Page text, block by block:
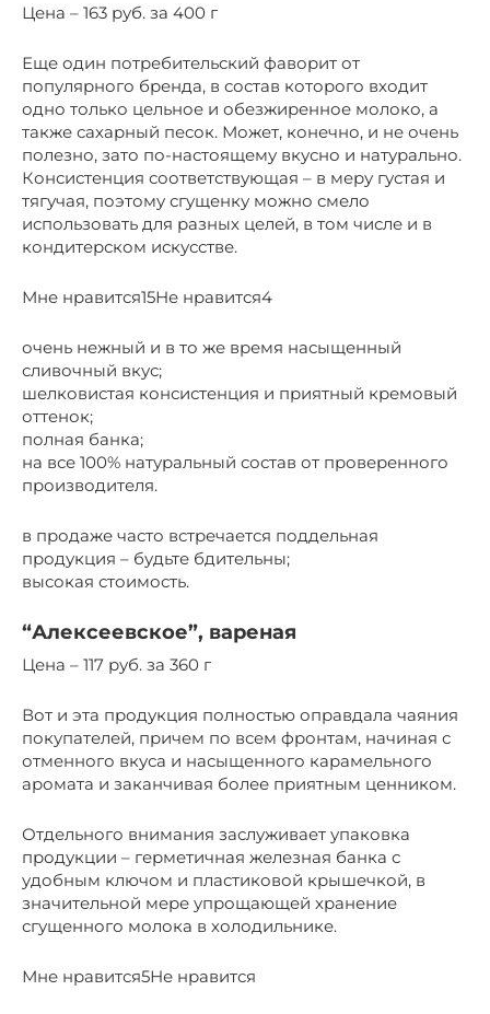
Цена – 163 руб. за 400 г
Еще один потребительский фаворит от
популярного бренда, в состав которого входит
одно только цельное и обезжиренное молоко, а
также сахарный песок. Может, конечно, и не очень
полезно, зато по-настоящему вкусно и натурально.
Консистенция соответствующая – в меру густая и
тягучая, поэтому сгущенку можно смело
использовать для разных целей, в том числе и в
кондитерском искусстве.
Мне нравится15Не нравится4
очень нежный и в то же время насыщенный
сливочный вкус;
шелковистая консистенция и приятный кремовый
оттенок;
полная банка;
на все 100% натуральный состав от проверенного
производителя.
в продаже часто встречается поддельная
продукция – будьте бдительны;
высокая стоимость.
“Алексеевское”, вареная
Цена – 117 руб. за 360 г
Вот и эта продукция полностью оправдала чаяния
покупателей, причем по всем фронтам, начиная с
отменного вкуса и насыщенного карамельного
аромата и заканчивая более приятным ценником.
Отдельного внимания заслуживает упаковка
продукции – герметичная железная банка с
удобным ключом и пластиковой крышечкой, в
значительной мере упрощающей хранение
сгущенного молока в холодильнике.
Мне нравится5Не нравится